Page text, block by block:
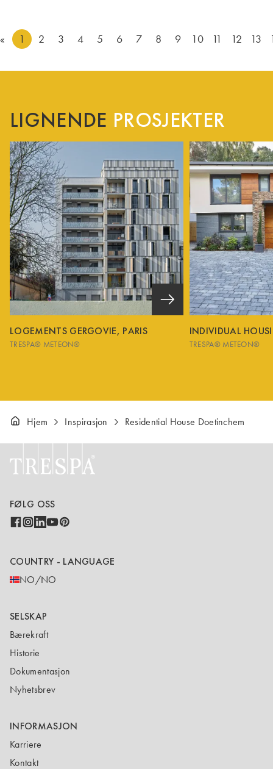
« 1 2 3 4 5 6 7 8 9 10 11 12 13
LIGNENDE PROSJEKTER
LOGEMENTS GERGOVIE, PARIS
TRESPA® METEON®
INDIVIDUAL
TRESPA® METEON®
Hjem Inspirasjon Residential House Doetinchem
FØLG OSS
COUNTRY - LANGUAGE
NO/NO
SELSKAP
Bærekraft
Historie
Dokumentasjon
Nyhetsbrev
INFORMASJON
Karriere
Kontakt